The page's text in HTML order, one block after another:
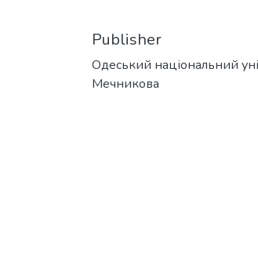
Publisher
Одеський національний
Мечникова